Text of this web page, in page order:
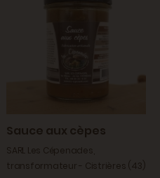
Sauce aux cèpes
SARL Les Cépenades,
transformateur - Cistrières (43)